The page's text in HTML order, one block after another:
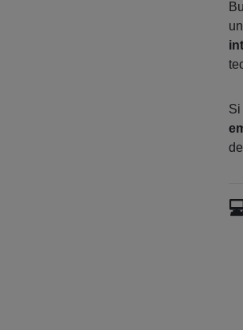
Si